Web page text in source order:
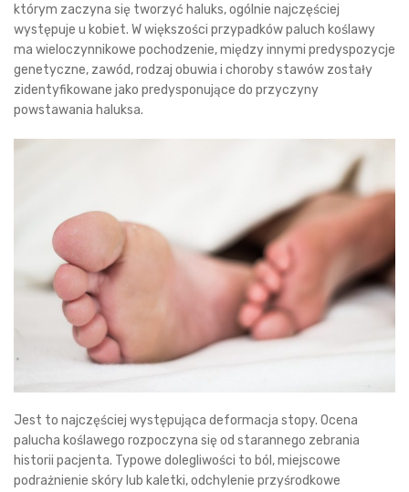
którym zaczyna się tworzyć haluks, ogólnie najczęściej
występuje u kobiet. W większości przypadków paluch koślawy
ma wieloczynnikowe pochodzenie, między innymi predyspozycje
genetyczne, zawód, rodzaj obuwia i choroby stawów zostały
zidentyfikowane jako predysponujące do przyczyny
powstawania haluksa.
Jest to najczęściej występująca deformacja stopy. Ocena
palucha koślawego rozpoczyna się od starannego zebrania
historii pacjenta. Typowe dolegliwości to ból, miejscowe
podrażnienie skóry lub kaletki, odchylenie przyśrodkowe